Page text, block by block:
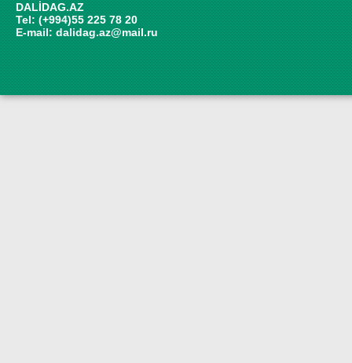
DALİDAG.AZ
Tel: (+994)55 225 78 20
E-mail: dalidag.az@mail.ru